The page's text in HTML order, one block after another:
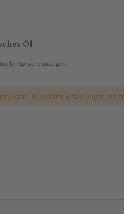
Öl
Sprache anzeigen.
Teile deine Erfahrungen mit